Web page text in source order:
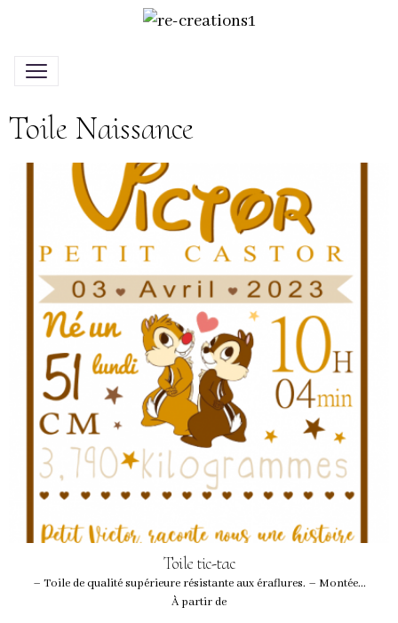
Toile Naissance
Toile tic-tac
– Toile de qualité supérieure résistante aux éraflures. – Montée...
À partir de